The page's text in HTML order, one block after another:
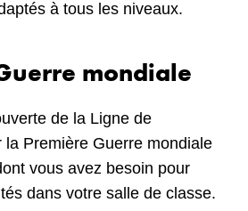
à tous les niveaux.
mondiale
de la Ligne de
la Première Guerre mondiale
vous avez besoin pour
dans votre salle de classe.